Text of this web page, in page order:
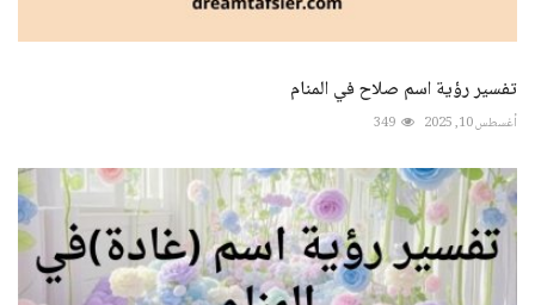
تفسير رؤية اسم صلاح في المنام
أغسطس 10, 2025 349